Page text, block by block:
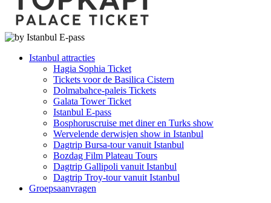
Istanbul attracties
Hagia Sophia Ticket
Tickets voor de Basilica Cistern
Dolmabahce-paleis Tickets
Galata Tower Ticket
Istanbul E-pass
Bosphoruscruise met diner en Turks show
Wervelende derwisjen show in Istanbul
Dagtrip Bursa-tour vanuit Istanbul
Bozdag Film Plateau Tours
Dagtrip Gallipoli vanuit Istanbul
Dagtrip Troy-tour vanuit Istanbul
Groepsaanvragen